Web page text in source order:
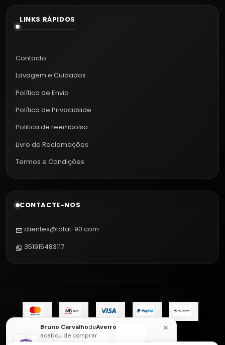
×
Bruno CarvalhodeAveiro
acabou de comprar
LINKS RÁPIDOS
Contacto
Lavagem e Cuidados
Política de Envio
Política de Privacidade
Politica de reembolso
Livro de Reclamações
Termos e Condições
CONTACTE-NOS
clientes@total-90.com
351915483117